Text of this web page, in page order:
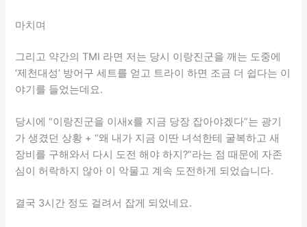
마치며
그리고 약간의 TMI 라면 저는 당시 이랑진군을 깨는 도중에
‘제천대성’ 방어구 세트를 얻고 트라이 하면 조금 더 쉽다는 이
야기를 들었는데요.
당시에 “이랑진군을 이새x를 지금 당장 잡아야겠다”는 광기
가 생겼던 상황 + “왜 내가 지금 이딴 녀석한테 굴복하고 새
장비를 구해와서 다시 도전 해야 하지?”라는 점 때문에 자존
심이 허락하지 않아 이 악물고 계속 도전하게 되었습니다.
결국 3시간 정도 걸려서 잡게 되었네요.